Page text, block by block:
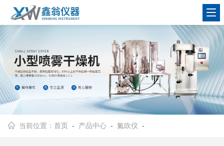
查看更多
当前位置：首页 - 产品中心 -氮吹仪 -